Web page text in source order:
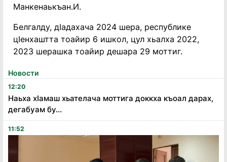
Новости
12:20
Наьха хӏамаш хьателача моттига доккха къоал дарах,
дегабуам бу...
11:52
Манкенаькъан.И.
Белгалду, дӀадахача 2024 шера, республике
цӀенхаштта тоайир 6 ишкол, цул хьалха 2022,
2023 шерашка тоайир дешара 29 моттиг.